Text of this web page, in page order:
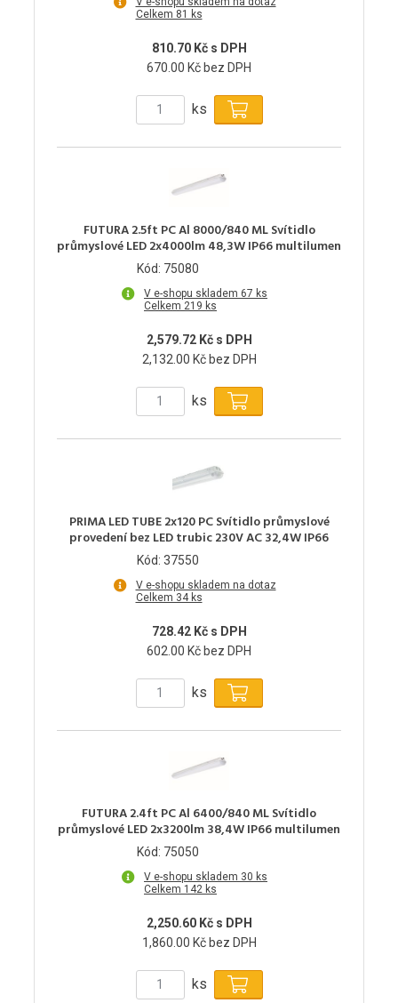
Celkem 81 ks
810.70 Kč s DPH
670.00 Kč bez DPH
ks
FUTURA 2.5ft PC Al 8000/840 ML Svítidlo
průmyslové LED 2x4000lm 48,3W IP66 multilumen
Kód: 75080
V e-shopu skladem 67 ks
Celkem 219 ks
2,579.72 Kč s DPH
2,132.00 Kč bez DPH
ks
PRIMA LED TUBE 2x120 PC Svítidlo průmyslové
provedení bez LED trubic 230V AC 32,4W IP66
Kód: 37550
V e-shopu skladem na dotaz
Celkem 34 ks
728.42 Kč s DPH
602.00 Kč bez DPH
ks
FUTURA 2.4ft PC Al 6400/840 ML Svítidlo
průmyslové LED 2x3200lm 38,4W IP66 multilumen
Kód: 75050
V e-shopu skladem 30 ks
Celkem 142 ks
2,250.60 Kč s DPH
1,860.00 Kč bez DPH
ks